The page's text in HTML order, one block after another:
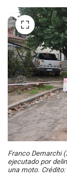
Franco Demarchi
ejecutado por
una moto.